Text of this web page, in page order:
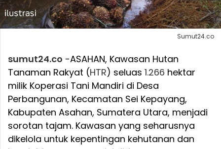
Sumut24.co
sumut24.co -ASAHAN, Kawasan Hutan
Tanaman Rakyat (HTR) seluas 1.266 hektar
milik Koperasi Tani Mandiri di Desa
Perbangunan, Kecamatan Sei Kepayang,
Kabupaten Asahan, Sumatera Utara, menjadi
sorotan tajam. Kawasan yang seharusnya
dikelola untuk kepentingan kehutanan dan